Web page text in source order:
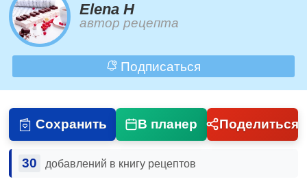
Elena H
автор рецепта
Подписаться
Сохранить В планер Поделиться
30 добавлений в книгу рецептов